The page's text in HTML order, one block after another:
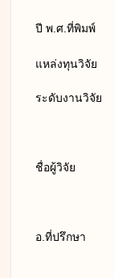
ปี พ.ศ.ที่พิมพ์
แหล่งทุนวิจัย
ระดับงานวิจัย
ชื่อผู้วิจัย
อ.ที่ปรึกษา